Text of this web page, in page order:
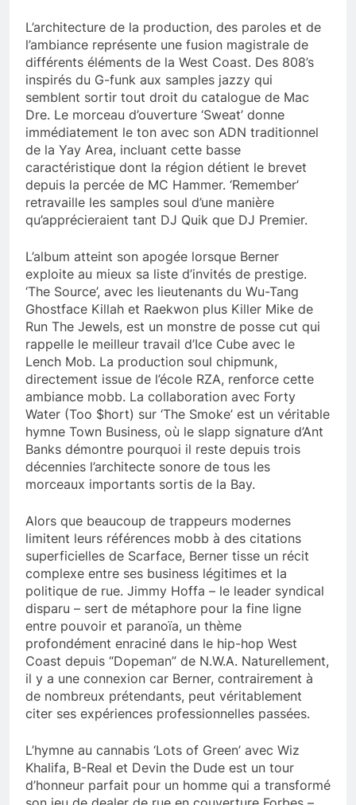
L’architecture de la production, des paroles et de
l’ambiance représente une fusion magistrale de
différents éléments de la West Coast. Des 808’s
inspirés du G-funk aux samples jazzy qui
semblent sortir tout droit du catalogue de Mac
Dre. Le morceau d’ouverture ‘Sweat’ donne
immédiatement le ton avec son ADN traditionnel
de la Yay Area, incluant cette basse
caractéristique dont la région détient le brevet
depuis la percée de MC Hammer. ‘Remember’
retravaille les samples soul d’une manière
qu’apprécieraient tant DJ Quik que DJ Premier.
L’album atteint son apogée lorsque Berner
exploite au mieux sa liste d’invités de prestige.
‘The Source’, avec les lieutenants du Wu-Tang
Ghostface Killah et Raekwon plus Killer Mike de
Run The Jewels, est un monstre de posse cut qui
rappelle le meilleur travail d’Ice Cube avec le
Lench Mob. La production soul chipmunk,
directement issue de l’école RZA, renforce cette
ambiance mobb. La collaboration avec Forty
Water (Too $hort) sur ‘The Smoke’ est un véritable
hymne Town Business, où le slapp signature d’Ant
Banks démontre pourquoi il reste depuis trois
décennies l’architecte sonore de tous les
morceaux importants sortis de la Bay.
Alors que beaucoup de trappeurs modernes
limitent leurs références mobb à des citations
superficielles de Scarface, Berner tisse un récit
complexe entre ses business légitimes et la
politique de rue. Jimmy Hoffa – le leader syndical
disparu – sert de métaphore pour la fine ligne
entre pouvoir et paranoïa, un thème
profondément enraciné dans le hip-hop West
Coast depuis “Dopeman” de N.W.A. Naturellement,
il y a une connexion car Berner, contrairement à
de nombreux prétendants, peut véritablement
citer ses expériences professionnelles passées.
L’hymne au cannabis ‘Lots of Green’ avec Wiz
Khalifa, B-Real et Devin the Dude est un tour
d’honneur parfait pour un homme qui a transformé